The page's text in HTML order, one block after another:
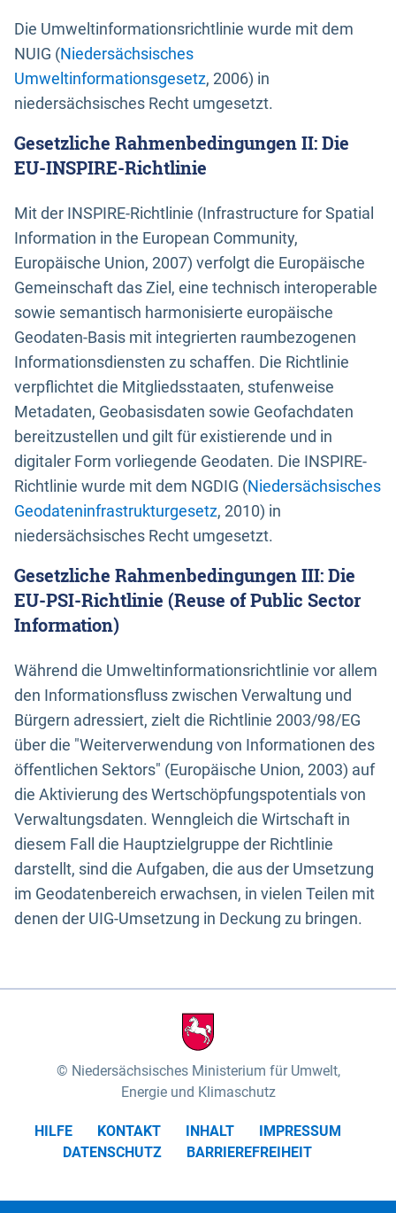
Die Umweltinformationsrichtlinie wurde mit dem
NUIG (Niedersächsisches
Umweltinformationsgesetz, 2006) in
niedersächsisches Recht umgesetzt.
Gesetzliche Rahmenbedingungen II: Die
EU-INSPIRE-Richtlinie
Mit der INSPIRE-Richtlinie (Infrastructure for Spatial
Information in the European Community,
Europäische Union, 2007) verfolgt die Europäische
Gemeinschaft das Ziel, eine technisch interoperable
sowie semantisch harmonisierte europäische
Geodaten-Basis mit integrierten raumbezogenen
Informationsdiensten zu schaffen. Die Richtlinie
verpflichtet die Mitgliedsstaaten, stufenweise
Metadaten, Geobasisdaten sowie Geofachdaten
bereitzustellen und gilt für existierende und in
digitaler Form vorliegende Geodaten. Die INSPIRE-
Richtlinie wurde mit dem NGDIG (Niedersächsisches
Geodateninfrastrukturgesetz, 2010) in
niedersächsisches Recht umgesetzt.
Gesetzliche Rahmenbedingungen III: Die
EU-PSI-Richtlinie (Reuse of Public Sector
Information)
Während die Umweltinformationsrichtlinie vor allem
den Informationsfluss zwischen Verwaltung und
Bürgern adressiert, zielt die Richtlinie 2003/98/EG
über die "Weiterverwendung von Informationen des
öffentlichen Sektors" (Europäische Union, 2003) auf
die Aktivierung des Wertschöpfungspotentials von
Verwaltungsdaten. Wenngleich die Wirtschaft in
diesem Fall die Hauptzielgruppe der Richtlinie
darstellt, sind die Aufgaben, die aus der Umsetzung
im Geodatenbereich erwachsen, in vielen Teilen mit
denen der UIG-Umsetzung in Deckung zu bringen.
Niedersächsisches Ministerium für Umwelt,
Energie und Klimaschutz
HILFE KONTAKT INHALT
IMPRESSUM
DATENSCHUTZ
BARRIEREFREIHEIT